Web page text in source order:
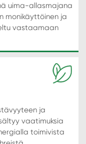
uima-allasmajana
monikäyttöinen ja
vastaamaan
ja
vaatimuksia
toimivista